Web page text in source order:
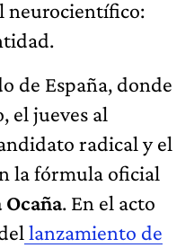
neurocientífico:
de España, donde
el jueves al
radical y el
la fórmula oficial
Ocaña. En el acto
lanzamiento de